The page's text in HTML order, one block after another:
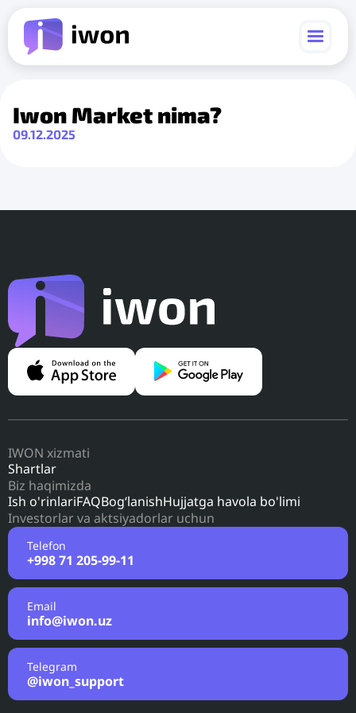
Iwon Market nima?
09.12.2025
IWON xizmati
Shartlar
Biz haqimizda
Ish o'rinlariFAQBog‘lanishHujjatga havola bo'limi
Investorlar va aktsiyadorlar uchun
Telefon
+998 71 205-99-11
Email
info@iwon.uz
Telegram
@iwon_support